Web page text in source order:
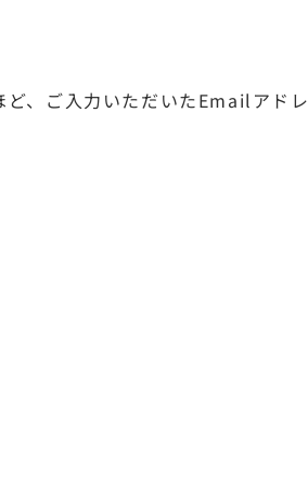
、ご入力いただいたEmailアドレ